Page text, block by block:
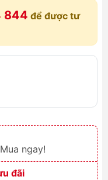
844 để được tư
ngay!
đãi